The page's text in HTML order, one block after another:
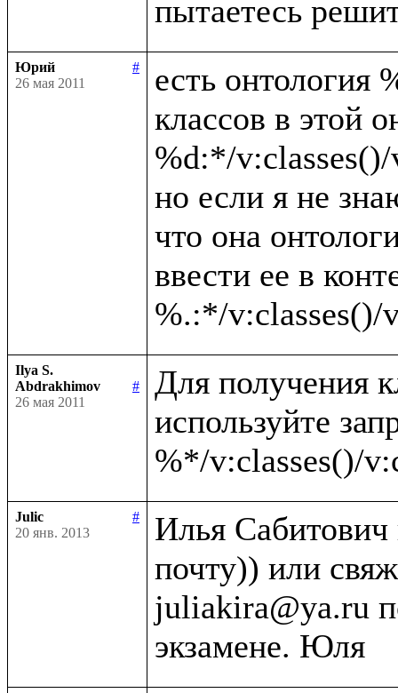
Юрий
#
26 мая 2011
есть онтология
классов в этой
%d:*/
но если я не
что она
ввести ее в
Ilya S.
Abdrakhimov
#
26 мая 2011
Для получения
используйте
Julic
#
20 янв. 2013
Илья
почту)) или
juliakira@ya.ru